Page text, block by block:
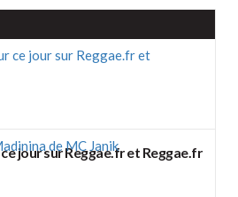
jour sur Reggae.fr et Reggae.fr